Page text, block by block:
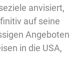
anvisiert,
auf seine
Angeboten
in die USA,